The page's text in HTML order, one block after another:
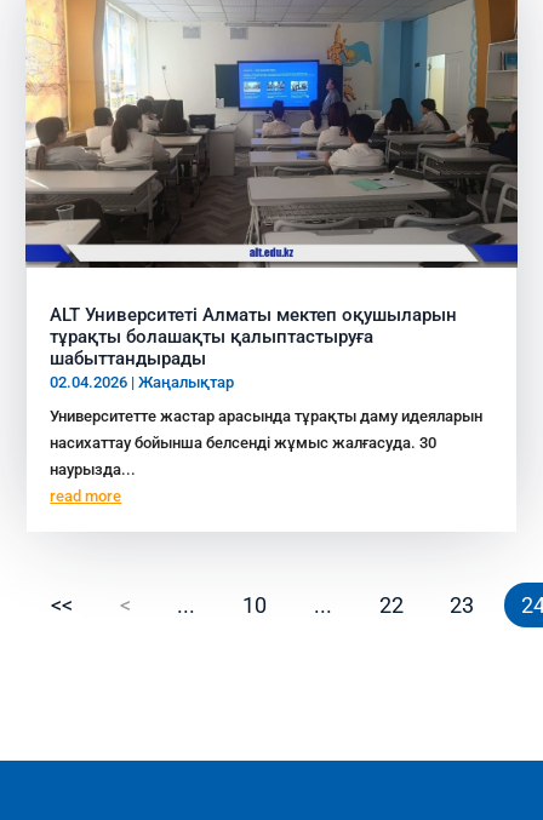
ALT Университеті Алматы мектеп оқушыларын
тұрақты болашақты қалыптастыруға
шабыттандырады
02.04.2026 |Жаңалықтар
Университетте жастар арасында тұрақты даму идеяларын
насихаттау бойынша белсенді жұмыс жалғасуда. 30
наурызда...
read more
<< < ... 10 ... 22 23